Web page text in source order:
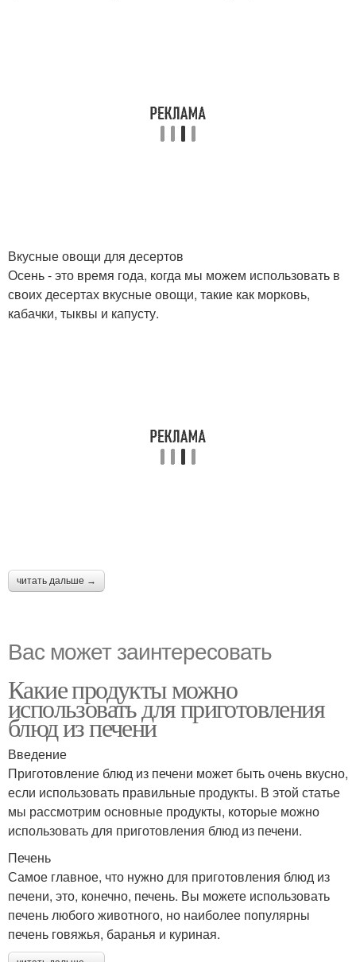
Вкусные овощи для десертов
Осень - это время года, когда мы можем использовать в
своих десертах вкусные овощи, такие как морковь,
кабачки, тыквы и капусту.
читать дальше →
Вас может заинтересовать
Какие продукты можно
использовать для приготовления
блюд из печени
Введение
Приготовление блюд из печени может быть очень вкусно,
если использовать правильные продукты. В этой статье
мы рассмотрим основные продукты, которые можно
использовать для приготовления блюд из печени.
Печень
Самое главное, что нужно для приготовления блюд из
печени, это, конечно, печень. Вы можете использовать
печень любого животного, но наиболее популярны
печень говяжья, баранья и куриная.